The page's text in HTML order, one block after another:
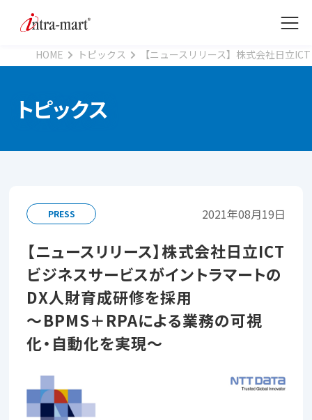
HOME トピックス 【ニュースリリース】株式会社日立
トピックス
PRESS 2021年08月19日
【ニュースリリース】株式会社日立ICT
ビジネスサービスがイントラマートの
DX人財育成研修を採用
～BPMS＋RPAによる業務の可視
化・自動化を実現～